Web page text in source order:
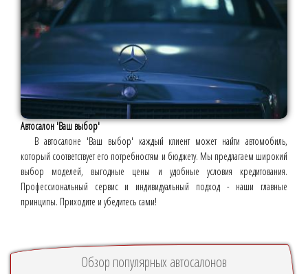
Автосалон 'Ваш выбор'
В автосалоне 'Ваш выбор' каждый клиент может найти автомобиль,
который соответствует его потребностям и бюджету. Мы предлагаем широкий
выбор моделей, выгодные цены и удобные условия кредитования.
Профессиональный сервис и индивидуальный подход - наши главные
принципы. Приходите и убедитесь сами!
Обзор популярных автосалонов